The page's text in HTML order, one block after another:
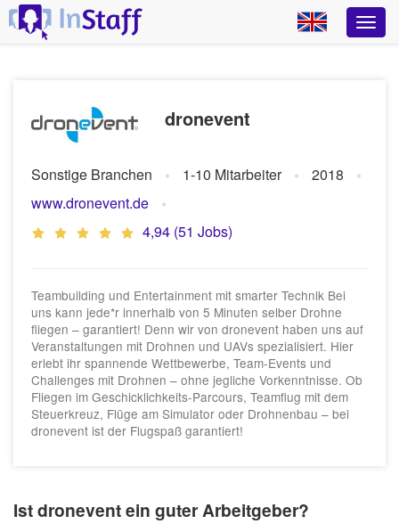
dronevent
Sonstige Branchen 1-10 Mitarbeiter
2018
www.dronevent.de
4,94 (51 Jobs)
Teambuilding und Entertainment mit smarter Technik Bei
uns kann jede*r innerhalb von 5 Minuten selber Drohne
fliegen – garantiert! Denn wir von dronevent haben uns auf
Veranstaltungen mit Drohnen und UAVs spezialisiert. Hier
erlebt ihr spannende Wettbewerbe, Team-Events und
Challenges mit Drohnen – ohne jegliche Vorkenntnisse. Ob
Fliegen im Geschicklichkeits-Parcours, Teamflug mit dem
Steuerkreuz, Flüge am Simulator oder Drohnenbau – bei
dronevent ist der Flugspaß garantiert!
Ist dronevent ein guter Arbeitgeber?